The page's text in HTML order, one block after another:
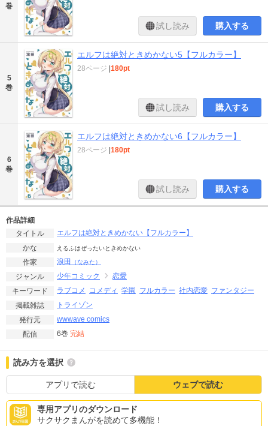
巻
試し読み 購入する
5
巻
エルフは絶対ときめかない5【フルカラー】
28ページ 180pt
試し読み 購入する
6
巻
エルフは絶対ときめかない6【フルカラー】
28ページ 180pt
試し読み 購入する
作品詳細
タイトル
エルフは絶対ときめかない【フルカラー】
かな
えるふはぜったいときめかない
作家 浪田 （なみた）
ジャンル 少年コミック
恋愛
キーワード
ラブコメ コメディ 学園 フルカラー 社内恋愛 ファンタジー
掲載雑誌
トライゾン
発行元
wwwave comics
配信
6巻 完結
読み方を選択
アプリで読む ウェブで読む
専用アプリのダウンロード
サクサクまんがを読めて多機能！